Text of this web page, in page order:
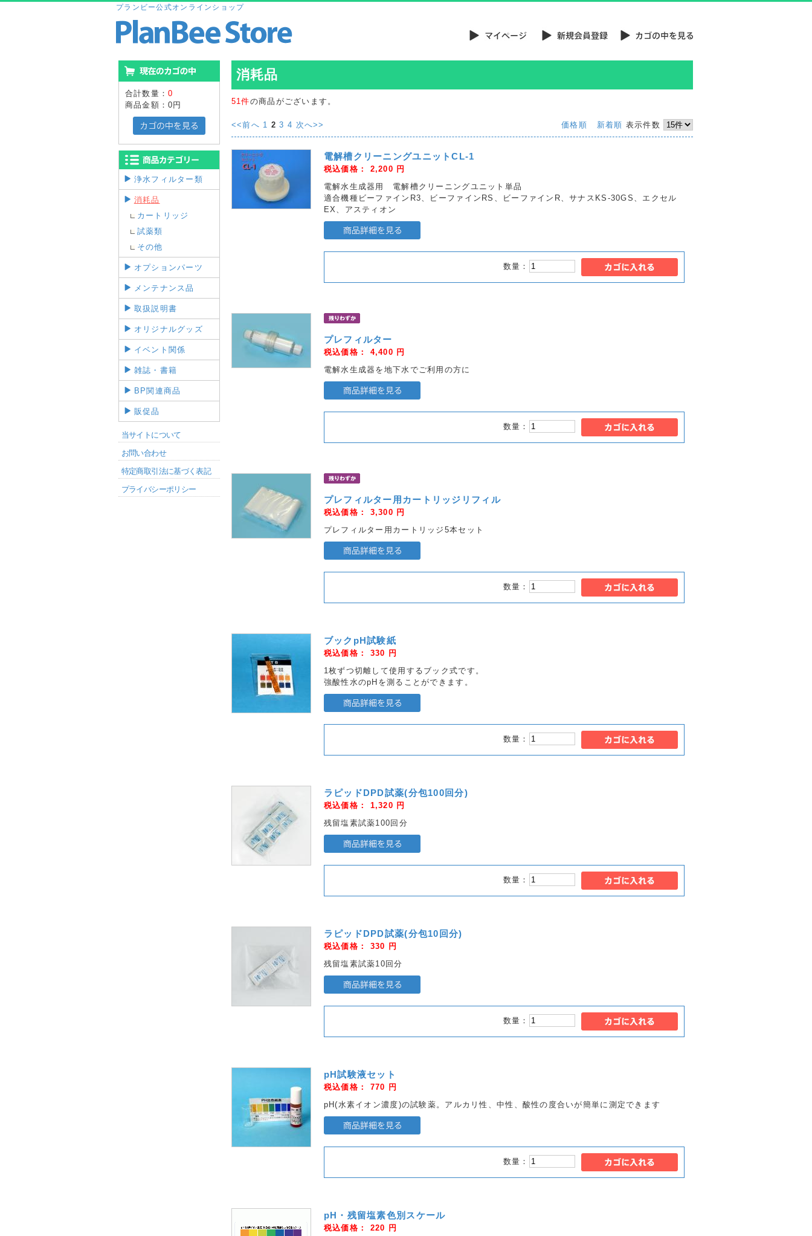
プランビー公式オンラインショップ
合計数量：0
商品金額：0円
浄水フィルター類
消耗品
カートリッジ
試薬類
その他
オプションパーツ
メンテナンス品
取扱説明書
オリジナルグッズ
イベント関係
雑誌・書籍
BP関連商品
販促品
当サイトについて
お問い合わせ
特定商取引法に基づく表記
プライバシーポリシー
消耗品
51件の商品がございます。
価格順 新着順 表示件数
<<前へ 1 2 3 4 次へ>>
電解槽クリーニングユニットCL-1
税込価格： 2,200 円
電解水生成器用 電解槽クリーニングユニット単品
適合機種ビーファインR3、ビーファインRS、ビーファインR、サナスKS-30GS、エクセル
EX、アスティオン
数量：
プレフィルター
税込価格： 4,400 円
電解水生成器を地下水でご利用の方に
数量：
プレフィルター用カートリッジリフィル
税込価格： 3,300 円
プレフィルター用カートリッジ5本セット
数量：
ブックpH試験紙
税込価格： 330 円
1枚ずつ切離して使用するブック式です。
強酸性水のpHを測ることができます。
数量：
ラピッドDPD試薬(分包100回分)
税込価格： 1,320 円
残留塩素試薬100回分
数量：
ラピッドDPD試薬(分包10回分)
税込価格： 330 円
残留塩素試薬10回分
数量：
pH試験液セット
税込価格： 770 円
pH(水素イオン濃度)の試験薬。アルカリ性、中性、酸性の度合いが簡単に測定できます
数量：
pH・残留塩素色別スケール
税込価格： 220 円